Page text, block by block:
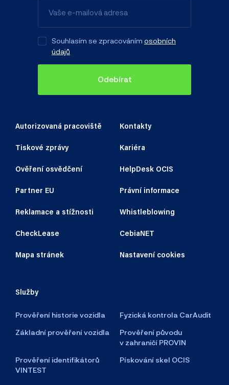
Autorizovaná pracoviště Kontakty
Tiskové zprávy Kariéra
Ověření osvědčení HelpDesk OCIS
Partner EU Právní informace
Reklamace a stížnosti Whistleblowing
CheckLease CebiaNET
Mapa stránek Nastavení cookies
Služby
Prověření historie vozidla
Fyzická kontrola CarAudit
Základní prověření vozidla
Prověření původu
v zahraničí PROVIN
Prověření identifikátorů
VINTEST
Pískování skel OCIS
Souhlasím se zpracováním osobních
údajů
Odebírat